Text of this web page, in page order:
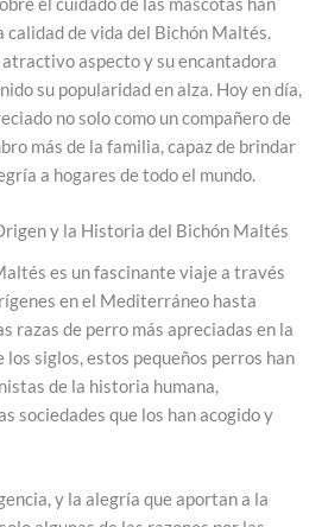
el cuidado de las mascotas han
de vida del Bichón Maltés.
atractivo aspecto y su encantadora
su popularidad en alza. Hoy en día,
no solo como un compañero de
más de la familia, capaz de brindar
a hogares de todo el mundo.
y la Historia del Bichón Maltés
es un fascinante viaje a través
en el Mediterráneo hasta
razas de perro más apreciadas en la
los siglos, estos pequeños perros han
de la historia humana,
sociedades que los han acogido y
y la alegría que aportan a la